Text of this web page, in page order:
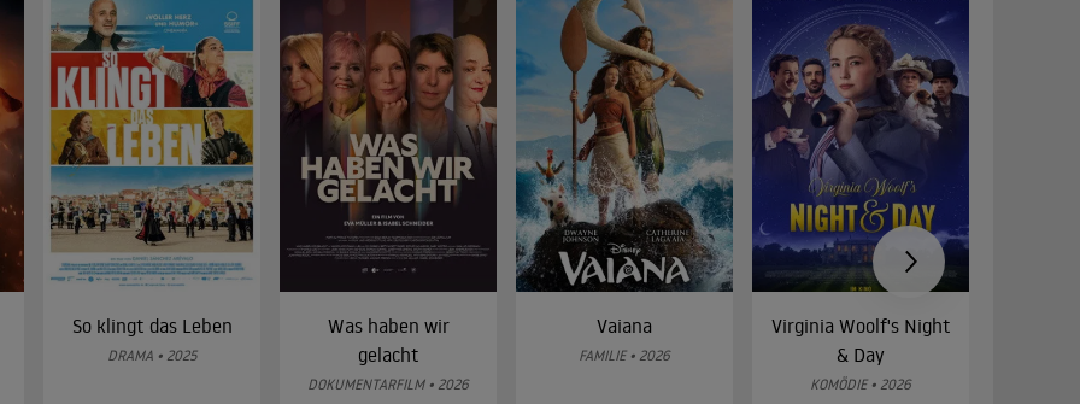
So klingt das Leben
DRAMA • 2025
Was haben wir
gelacht
DOKUMENTARFILM • 2026
Vaiana
FAMILIE • 2026
Virginia Woolf's Night
& Day
KOMÖDIE • 2026